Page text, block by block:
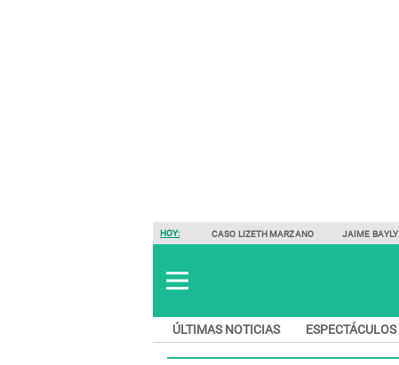
HOY: CASO LIZETH MARZANO JAIME BAYLY
ÚLTIMAS NOTICIAS ESPECTÁCULOS